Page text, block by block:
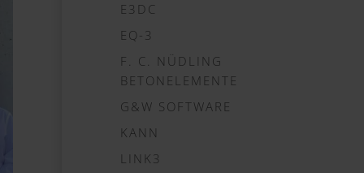
E3DC
EQ-3
F. C. NÜDLING
BETONELEMENTE
G&W SOFTWARE
KANN
LINK3